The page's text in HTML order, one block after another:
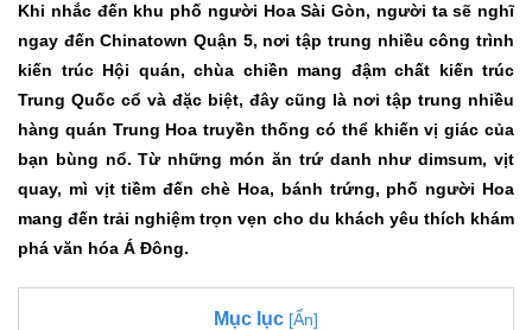
Khi nhắc đến khu phố người Hoa Sài Gòn, người ta sẽ nghĩ
ngay đến Chinatown Quận 5, nơi tập trung nhiều công trình
kiến trúc Hội quán, chùa chiền mang đậm chất kiến trúc
Trung Quốc cổ và đặc biệt, đây cũng là nơi tập trung nhiều
hàng quán Trung Hoa truyền thống có thể khiến vị giác của
bạn bùng nổ. Từ những món ăn trứ danh như dimsum, vịt
quay, mì vịt tiềm đến chè Hoa, bánh trứng, phố người Hoa
mang đến trải nghiệm trọn vẹn cho du khách yêu thích khám
phá văn hóa Á Đông.
Mục lục [Ẩn]